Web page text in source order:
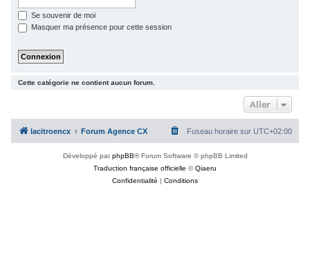
Se souvenir de moi
Masquer ma présence pour cette session
Cette catégorie ne contient aucun forum.
Aller
lacitroencx Forum Agence CX Fuseau horaire sur UTC+02:00
Développé parphpBB® Forum Software © phpBB Limited
Traduction française officielle ©Qiaeru
Confidentialité | Conditions